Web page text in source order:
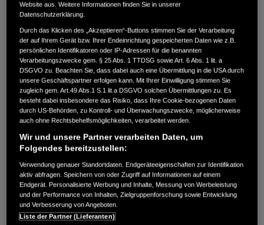
HHT 36 BXB
€225,00
Dieser Rasentrimmer wurde für einen mühelosen Einsatz im
Garten entwickelt, ist leistungsstark, leicht und die Drehzahl ist
einstellbar.
Website aus. Weitere Informationen finden Sie in unserer
Datenschutzerklärung.
Durch das Klicken des „Akzeptieren“-Buttons stimmen Sie der Verarbeitung
der auf Ihrem Gerät bzw. Ihrer Endeinrichtung gespeicherten Daten wie z.B.
persönlichen Identifikatoren oder IP-Adressen für die benannten
Verarbeitungszwecke gem. § 25 Abs. 1 TTDSG sowie Art. 6 Abs. 1 lit. a
DSGVO zu. Beachten Sie, dass dabei auch eine Übermittlung in die USA durch
unsere Geschäftspartner erfolgen kann. Mit Ihrer Einwilligung stimmen Sie
zugleich gem. Art.49 Abs.1 S.1 lit.a DSGVO solchen Übermittlungen zu. Es
besteht dabei insbesondere das Risiko, dass Ihre Cookie-bezogenen Daten
durch US-Behörden, zu Kontroll- und Überwachungszwecke, möglicherweise
auch ohne Rechtsbehelfsmöglichkeiten, verarbeitet werden.
Wir und unsere Partner verarbeiten Daten, um
Folgendes bereitzustellen:
Verwendung genauer Standortdaten. Endgeräteeigenschaften zur Identifikation
aktiv abfragen. Speichern von oder Zugriff auf Informationen auf einem
Endgerät. Personalisierte Werbung und Inhalte, Messung von Werbeleistung
und der Performance von Inhalten, Zielgruppenforschung sowie Entwicklung
und Verbesserung von Angeboten.
Liste der Partner (Lieferanten)